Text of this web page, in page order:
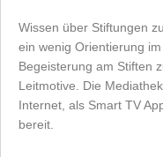
Wissen über Stiftungen
ein wenig Orientierung
Begeisterung am Stiften
Leitmotive. Die
Internet, als Smart TV
bereit.